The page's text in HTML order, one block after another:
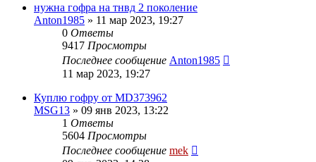
нужна гофра на тнвд 2 поколение
Anton1985 » 11 мар 2023, 19:27
0 Ответы
9417 Просмотры
Последнее сообщение Anton1985
11 мар 2023, 19:27
Куплю гофру от MD373962
MSG13 » 09 янв 2023, 13:22
1 Ответы
5604 Просмотры
Последнее сообщение mek